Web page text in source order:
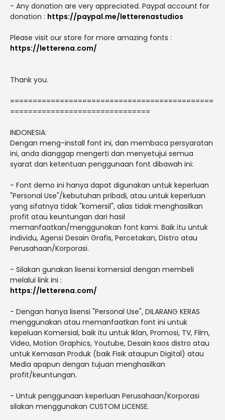
- Any donation are very appreciated. Paypal account for
donation : https://paypal.me/letterenastudios
Please visit our store for more amazing fonts :
https://letterena.com/
Thank you.
=============================================
===============================
INDONESIA:
Dengan meng-install font ini, dan membaca persyaratan
ini, anda dianggap mengerti dan menyetujui semua
syarat dan ketentuan penggunaan font dibawah ini:
- Font demo ini hanya dapat digunakan untuk keperluan
"Personal Use"/kebutuhan pribadi, atau untuk keperluan
yang sifatnya tidak "komersil", alias tidak menghasilkan
profit atau keuntungan dari hasil
memanfaatkan/menggunakan font kami. Baik itu untuk
individu, Agensi Desain Grafis, Percetakan, Distro atau
Perusahaan/Korporasi.
- Silakan gunakan lisensi komersial dengan membeli
melalui link ini :
https://letterena.com/
- Dengan hanya lisensi "Personal Use", DILARANG KERAS
menggunakan atau memanfaatkan font ini untuk
kepeluan Komersial, baik itu untuk Iklan, Promosi, TV, Film,
Video, Motion Graphics, Youtube, Desain kaos distro atau
untuk Kemasan Produk (baik Fisik ataupun Digital) atau
Media apapun dengan tujuan menghasilkan
profit/keuntungan.
- Untuk penggunaan keperluan Perusahaan/Korporasi
silakan menggunakan CUSTOM LICENSE.